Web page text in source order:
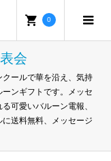
0
会
ールで華を沿え、気持
ンギフトです。メッセ
可愛いバルーン電報、
送料無料、メッセージ